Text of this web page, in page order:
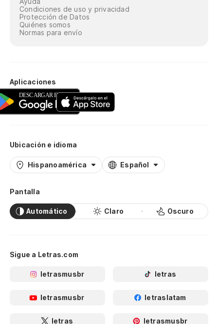
Condiciones de uso y privacidad
Protección de Datos
Quiénes somos
Normas para envío
Aplicaciones
Ubicación e idioma
Hispanoamérica Español
Pantalla
Automático Claro Oscuro
Sigue a Letras.com
letrasmusbr letras
letrasmusbr letraslatam
letras letrasmusbr